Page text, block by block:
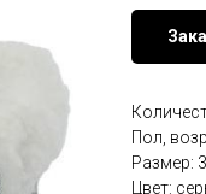
Пол,
Размер:
Цвет: